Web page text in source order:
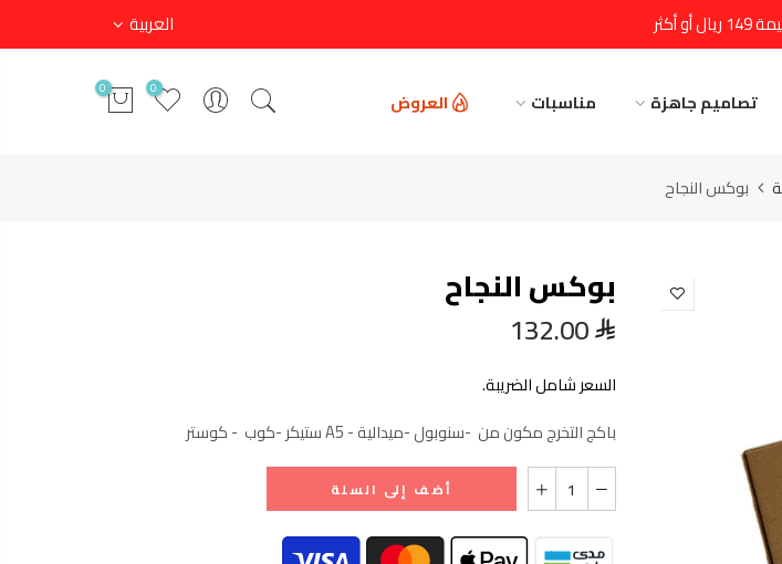
أكثر العربية
تصاميم جاهزة مناسبات العروض 0
0
بوكس النجاح
بوكس النجاح
132.00
السعر شامل الضريبة.
باكج التخرج مكون من -سنوبول -ميدالية - A5 ستيكر -كوب - كوستر
أضف إلى السلة